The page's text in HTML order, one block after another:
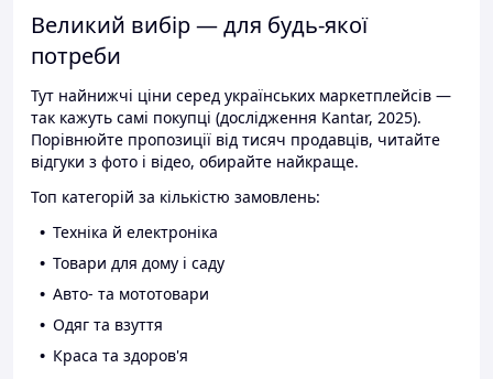
Великий вибір — для будь-якої
потреби
Тут найнижчі ціни серед українських маркетплейсів —
так кажуть самі покупці (дослідження Kantar, 2025).
Порівнюйте пропозиції від тисяч продавців, читайте
відгуки з фото і відео, обирайте найкраще.
Топ категорій за кількістю замовлень:
Техніка й електроніка
Товари для дому і саду
Авто- та мототовари
Одяг та взуття
Краса та здоров'я